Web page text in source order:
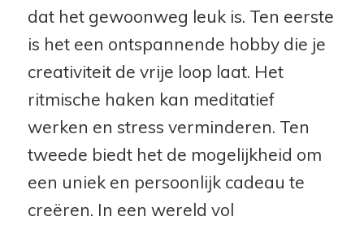
dat het gewoonweg leuk is. Ten eerste
is het een ontspannende hobby die je
creativiteit de vrije loop laat. Het
ritmische haken kan meditatief
werken en stress verminderen. Ten
tweede biedt het de mogelijkheid om
een uniek en persoonlijk cadeau te
creëren. In een wereld vol